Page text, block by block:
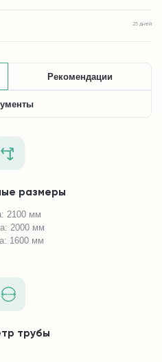
25 дней
Рекомендации
размеры
2100 мм
2000 мм
1600 мм
трубы